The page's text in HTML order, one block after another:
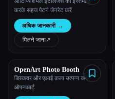
करके सहज पैटर्न जेनरेट करें
अधिक जानकारी →
मिलने जाना↗︎
OpenArt Photo Booth
डिस्कवर और एआई कला उत्पन्न करें -
ओपनआर्ट